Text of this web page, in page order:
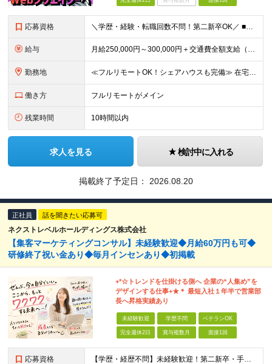
応募資格 ＼学歴・経験・転職回数不問！第二新卒OK／ ■未経験OK ■Webクリエイターを目指したい方 ★20〜30代が活躍中︕同年代の仲間と⼀緒に働きたいという⽅にもピッタリです ★26卒・27卒の新卒予定者
給与 ⽉給250,000円～300,000円＋交通費全額⽀給（正社員登⽤後︓昇給年4回） ※給与は経験・スキルなどを考慮の上、最終決定いたします ※上記額にはみなし残業代(⽉14時間分、2万4,648円分
勤務地 ≪フルリモートOK！シェアハウスも完備≫ 在宅勤務(通勤不要)、または希望により一都三県・大阪・名古屋・福岡を中心とした全国の各プロジェクト先での勤務となります。 ※直行直帰OK ★勤務エリアはご希望
働き方 フルリモートがメイン
残業時間 10時間以内
求人を見る 検討中に入れる
掲載終了予定日： 2026.08.20
正社員 話を聞きたい応募可
ネクストレベルホールディングス株式会社
【集客マーケティングコンサル】未経験歓迎◆月給60万円も可◆
研修終了祝い金あり◆毎月インセンあり◆初掲載
+*☆トレンドを仕掛ける側へ 企業の“⼈集め”を
デザインする仕事+★＊ 最短⼊社１年半で営業部
⻑へ昇格実績あり
未経験歓迎 学歴不問 ベテランOK
完全週休2日 賞与複数月 面接1回
応募資格 【学歴・経歴不問】未経験歓迎！第⼆新卒・⼿に職をつけたい・新たな挑戦者⼤歓迎！⼈柄・意欲重視の採⽤♪ ＼これまでの経験・スキルは⼀切不問／ 新たな⼀歩を全⼒で応援します！ ★経歴・学歴不問 ★未経